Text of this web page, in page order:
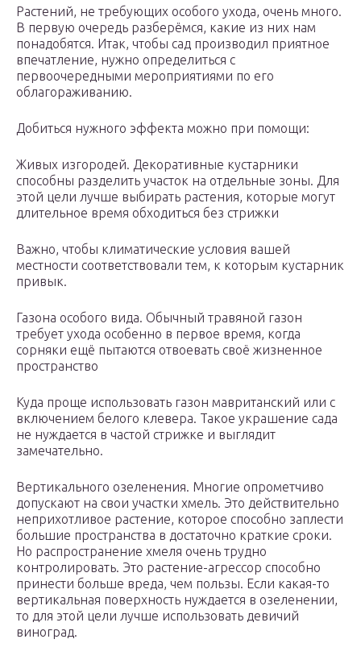
Растений, не требующих особого ухода, очень много.
В первую очередь разберёмся, какие из них нам
понадобятся. Итак, чтобы сад производил приятное
впечатление, нужно определиться с
первоочередными мероприятиями по его
облагораживанию.
Добиться нужного эффекта можно при помощи:
Живых изгородей. Декоративные кустарники
способны разделить участок на отдельные зоны. Для
этой цели лучше выбирать растения, которые могут
длительное время обходиться без стрижки
Важно, чтобы климатические условия вашей
местности соответствовали тем, к которым кустарник
привык.
Газона особого вида. Обычный травяной газон
требует ухода особенно в первое время, когда
сорняки ещё пытаются отвоевать своё жизненное
пространство
Куда проще использовать газон мавританский или с
включением белого клевера. Такое украшение сада
не нуждается в частой стрижке и выглядит
замечательно.
Вертикального озеленения. Многие опрометчиво
допускают на свои участки хмель. Это действительно
неприхотливое растение, которое способно заплести
большие пространства в достаточно краткие сроки.
Но распространение хмеля очень трудно
контролировать. Это растение-агрессор способно
принести больше вреда, чем пользы. Если какая-то
вертикальная поверхность нуждается в озеленении,
то для этой цели лучше использовать девичий
виноград.